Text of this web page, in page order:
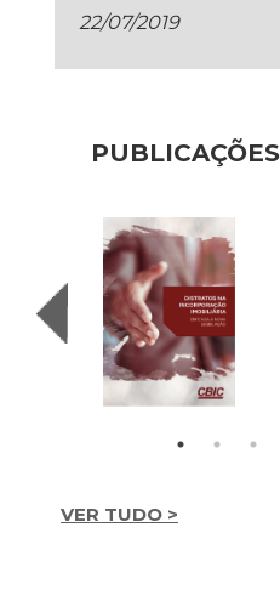
22/07/2019
PUBLICAÇÕES
VER TUDO >